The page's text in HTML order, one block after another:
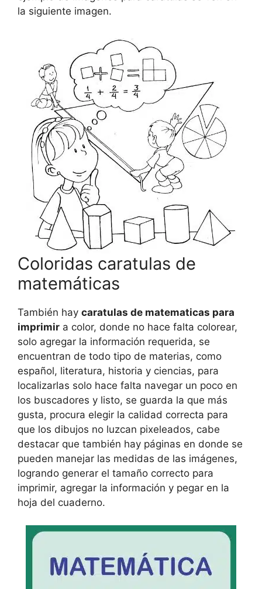
la siguiente imagen.
Coloridas caratulas de
matemáticas
También hay caratulas de matematicas para
imprimir a color, donde no hace falta colorear,
solo agregar la información requerida, se
encuentran de todo tipo de materias, como
español, literatura, historia y ciencias, para
localizarlas solo hace falta navegar un poco en
los buscadores y listo, se guarda la que más
gusta, procura elegir la calidad correcta para
que los dibujos no luzcan pixeleados, cabe
destacar que también hay páginas en donde se
pueden manejar las medidas de las imágenes,
logrando generar el tamaño correcto para
imprimir, agregar la información y pegar en la
hoja del cuaderno.